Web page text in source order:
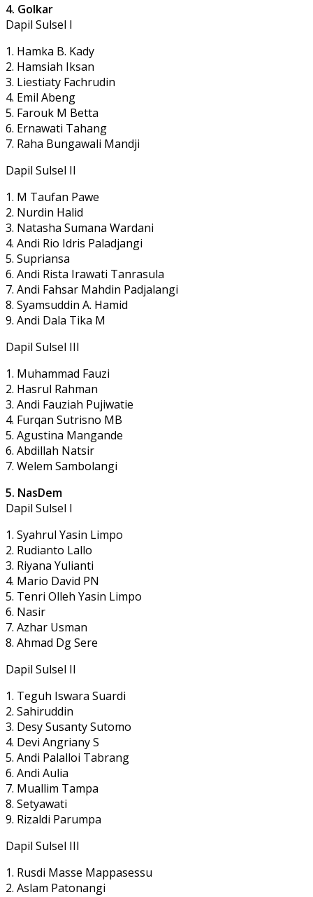
4. Golkar
Dapil Sulsel I
1. Hamka B. Kady
2. Hamsiah Iksan
3. Liestiaty Fachrudin
4. Emil Abeng
5. Farouk M Betta
6. Ernawati Tahang
7. Raha Bungawali Mandji
Dapil Sulsel II
1. M Taufan Pawe
2. Nurdin Halid
3. Natasha Sumana Wardani
4. Andi Rio Idris Paladjangi
5. Supriansa
6. Andi Rista Irawati Tanrasula
7. Andi Fahsar Mahdin Padjalangi
8. Syamsuddin A. Hamid
9. Andi Dala Tika M
Dapil Sulsel III
1. Muhammad Fauzi
2. Hasrul Rahman
3. Andi Fauziah Pujiwatie
4. Furqan Sutrisno MB
5. Agustina Mangande
6. Abdillah Natsir
7. Welem Sambolangi
5. NasDem
Dapil Sulsel I
1. Syahrul Yasin Limpo
2. Rudianto Lallo
3. Riyana Yulianti
4. Mario David PN
5. Tenri Olleh Yasin Limpo
6. Nasir
7. Azhar Usman
8. Ahmad Dg Sere
Dapil Sulsel II
1. Teguh Iswara Suardi
2. Sahiruddin
3. Desy Susanty Sutomo
4. Devi Angriany S
5. Andi Palalloi Tabrang
6. Andi Aulia
7. Muallim Tampa
8. Setyawati
9. Rizaldi Parumpa
Dapil Sulsel III
1. Rusdi Masse Mappasessu
2. Aslam Patonangi